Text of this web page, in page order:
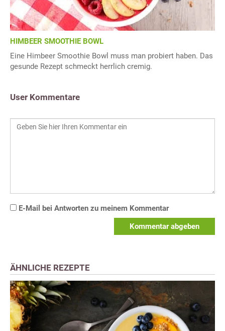
HIMBEER SMOOTHIE BOWL
Eine Himbeer Smoothie Bowl muss man probiert haben. Das
gesunde Rezept schmeckt herrlich cremig.
User Kommentare
E-Mail bei Antworten zu meinem Kommentar
Kommentar abgeben
ÄHNLICHE REZEPTE